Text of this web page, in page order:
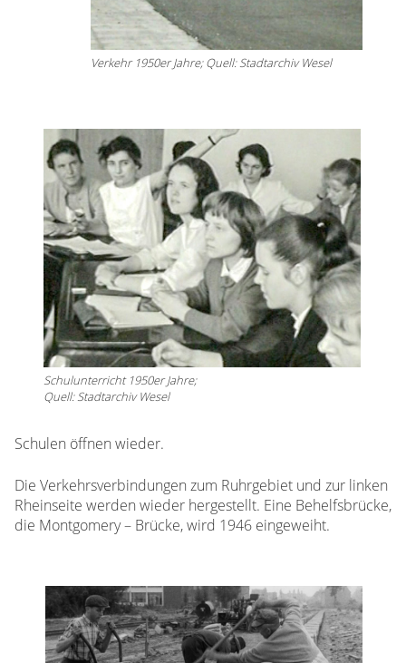
Verkehr 1950er Jahre; Quell: Stadtarchiv Wesel
Schulunterricht 1950er Jahre;
Quell: Stadtarchiv Wesel
Schulen öffnen wieder.
Die Verkehrsverbindungen zum Ruhrgebiet und zur linken
Rheinseite werden wieder hergestellt. Eine Behelfsbrücke,
die Montgomery – Brücke, wird 1946 eingeweiht.